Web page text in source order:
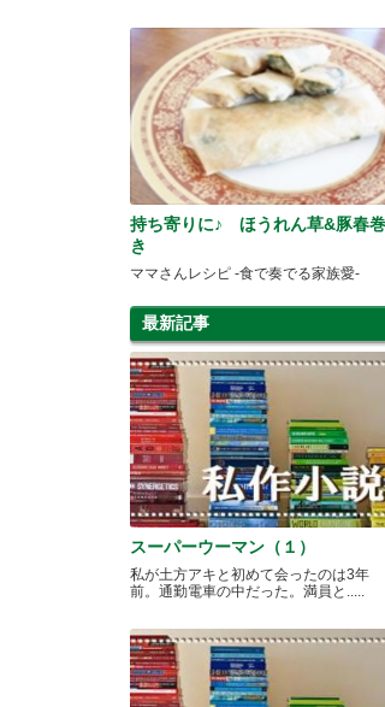
持ち寄りに♪ ほうれん草&豚春巻
き
ママさんレシピ -食で奏でる家族愛-
最新記事
スーパーウーマン（１）
私が土方アキと初めて会ったのは3年
前。通勤電車の中だった。満員と.....